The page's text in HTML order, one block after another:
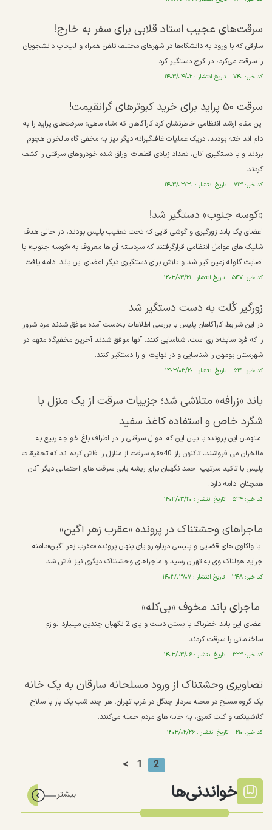
سرقت‌های عجیب استاد قلابی برای سفر به خارج!
سارقی که با ورود به دانشگاه‌ها در شهرهای مختلف تلفن همراه و لپ‌تاپ دانشجویان
را سرقت می‌کرد، در کرج دستگیر کرد.
کد خبر: ۷۴۰ تاریخ انتشار : ۱۴۰۳/۰۴/۰۲
سرقت ۵۰ پراید برای خرید کبوتر‌های گرانقیمت!
این مقام ارشد انتظامی خاطرنشان کرد:کارآگاهان که «شاه ماهی» سرقت‌های پراید را به
دام انداخته بودند، دریک عملیات غافلگیرانه دیگر نیز به مخفی گاه مالخران هجوم
بردند و با دستگیری آنان، تعداد زیادی قطعات اوراق شده خودرو‌های سرقتی را کشف
کردند.
کد خبر: ۷۱۳ تاریخ انتشار : ۱۴۰۳/۰۳/۳۰
«کوسه جنوب» دستگیر شد!
اعضای یک باند زورگیری و گوشی قاپی که تحت تعقیب پلیس بودند، در حالی هدف
شلیک های عوامل انتظامی قرارگرفتند که سردسته آن ها معروف به «کوسه جنوب» با
اصابت گلوله زمین گیر شد و تلاش برای دستگیری دیگر اعضای این باند ادامه یافت.
کد خبر: ۵۴۷ تاریخ انتشار : ۱۴۰۳/۰۳/۲۱
زورگیر کُلت به دست دستگیر شد
در این شرایط کارآگاهان پلیس با بررسی اطلاعات به‌دست آمده موفق شدند مرد شرور
را که فرد سابقه‌داری است، شناسایی کنند. آنها موفق شدند آخرین مخفیگاه متهم در
شهرستان بومهن را شناسایی و در نهایت او را دستگیر کنند.
کد خبر: ۵۳۱ تاریخ انتشار : ۱۴۰۳/۰۳/۲۰
باند «زرافه» متلاشی شد؛ جزییات سرقت از یک منزل با
شگرد خاص و استفاده کاغذ سفید
متهمان این پرونده با بیان این که اموال سرقتی را در اطراف باغ خواجه ربیع به
مالخران می فروشند، تاکنون راز 40فقره سرقت از منازل را فاش کرده اند که تحقیقات
پلیس با تاکید سرتیپ احمد نگهبان برای ریشه یابی سرقت های احتمالی دیگر آنان
همچنان ادامه دارد.
کد خبر: ۵۲۴ تاریخ انتشار : ۱۴۰۳/۰۳/۲۰
ماجراهای وحشتناک در پرونده «عقرب زهر آگین»
با واکاوی های قضایی و پلیسی درباره زوایای پنهان پرونده «عقرب زهر آگین»دامنه
جرایم هولناک وی به تهران رسید و ماجراهای وحشتناک دیگری نیز فاش شد.
کد خبر: ۳۴۸ تاریخ انتشار : ۱۴۰۳/۰۳/۰۷
ماجرای باند مخوف «بی‌کله»
اعضای این باند خطرناک با بستن دست و پای 2 نگهبان چندین میلیارد لوازم
ساختمانی را سرقت کردند
کد خبر: ۳۲۳ تاریخ انتشار : ۱۴۰۳/۰۳/۰۶
تصاویری وحشتناک از ورود مسلحانه سارقان به یک خانه
یک گروه مسلح در محله سردار جنگل در غرب تهران، هر چند شب یک بار با سلاح
کلاشینکف و کلت کمری، به خانه های مردم حمله می‌کنند.
کد خبر: ۲۱۰ تاریخ انتشار : ۱۴۰۳/۰۲/۲۶
< 1 2
خواندنی‌ها